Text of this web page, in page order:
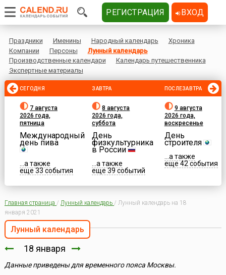
Праздники Именины Народный календарь
Хроника
Компании
Персоны
Лунный календарь
Производственные календари
Календарь путешественника
Экспертные материалы
СЕГОДНЯ
7 августа
2026 года,
пятница
Международный
день пива
...а также
еще 33 события
ЗАВТРА
8 августа
2026 года,
суббота
День
физкультурника
в России
...а также
еще 39 событий
ПОСЛЕЗАВТРА
9 августа
2026 года,
воскресенье
День
строителя
...а также
еще 42 события
Главная страница / Лунный календарь / Лунный календарь на 18
января 2021
Лунный календарь
18 января
Данные приведены для временного пояса Москвы.
РЕГИСТРАЦИЯ ВХОД